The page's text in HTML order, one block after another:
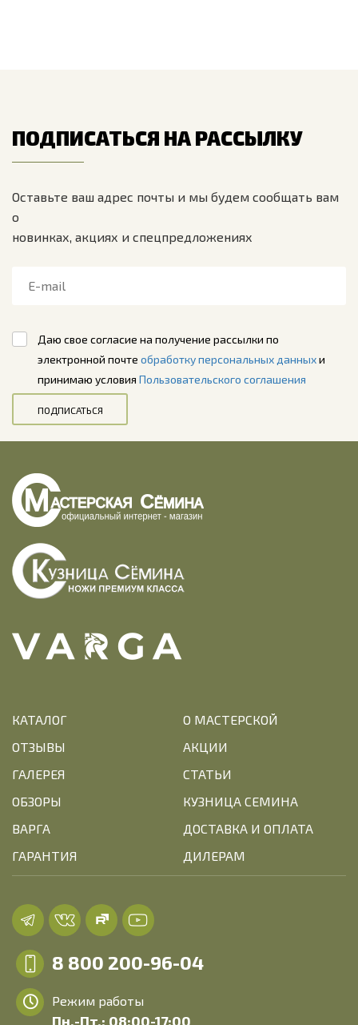
ПОДПИСАТЬСЯ НА РАССЫЛКУ
Оставьте ваш адрес почты и мы будем сообщать вам
о
новинках, акциях и спецпредложениях
Даю свое согласие на получение рассылки по
электронной почте обработку персональных данныхи
принимаю условия Пользовательского соглашения
ПОДПИСАТЬСЯ
КАТАЛОГ
О МАСТЕРСКОЙ
ОТЗЫВЫ
АКЦИИ
ГАЛЕРЕЯ
СТАТЬИ
ОБЗОРЫ
КУЗНИЦА СЕМИНА
ВАРГА
ДОСТАВКА И ОПЛАТА
ГАРАНТИЯ
ДИЛЕРАМ
8 800 200-96-04
Режим работы
Пн.-Пт.: 08:00-17:00